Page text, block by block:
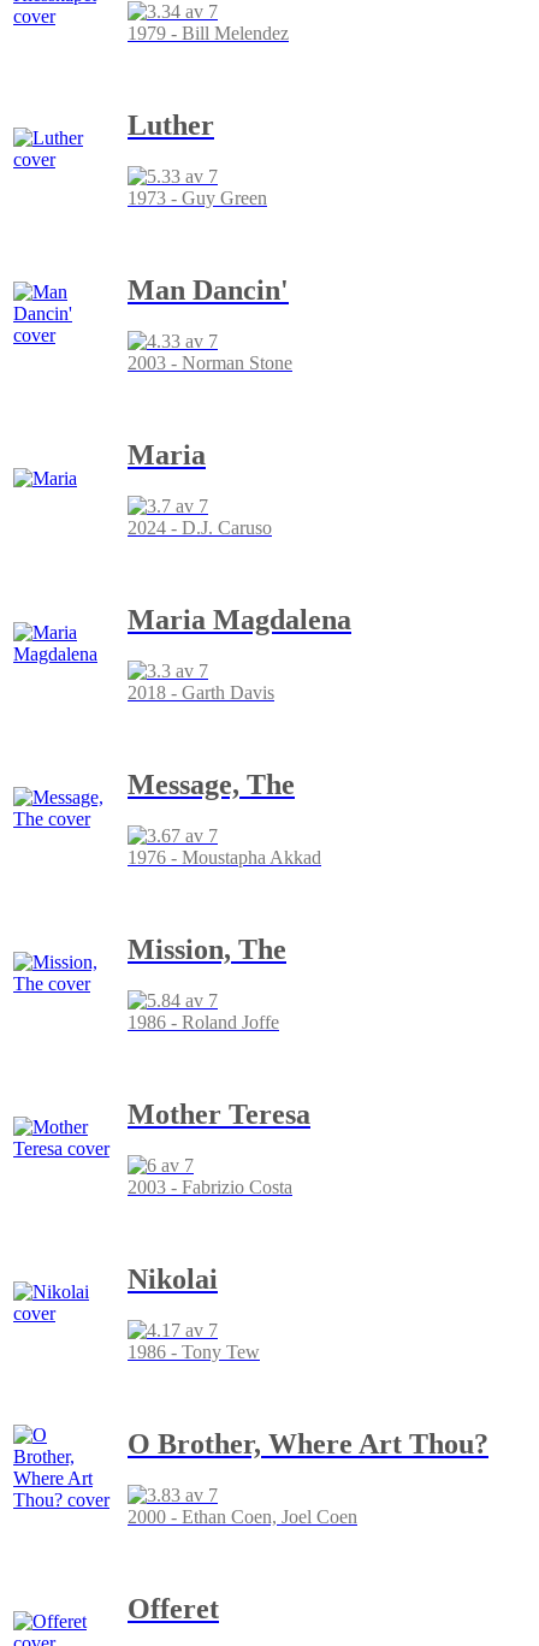
1979 - Bill Melendez
Luther
1973 - Guy Green
Man Dancin'
2003 - Norman Stone
Maria
2024 - D.J. Caruso
Maria Magdalena
2018 - Garth Davis
Message, The
1976 - Moustapha Akkad
Mission, The
1986 - Roland Joffe
Mother Teresa
2003 - Fabrizio Costa
Nikolai
1986 - Tony Tew
O Brother, Where Art Thou?
2000 - Ethan Coen, Joel Coen
Offeret